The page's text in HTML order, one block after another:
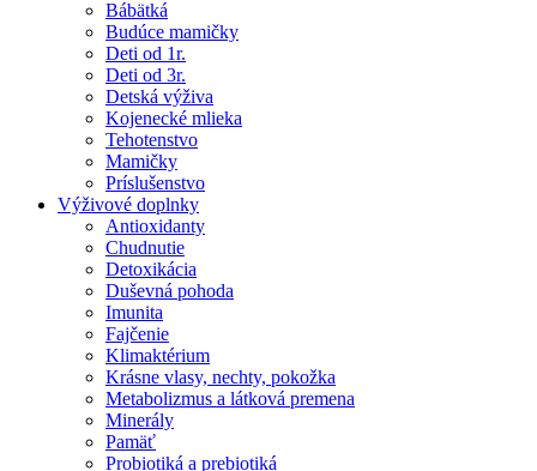
Bábätká
Budúce mamičky
Deti od 1r.
Deti od 3r.
Detská výživa
Kojenecké mlieka
Tehotenstvo
Mamičky
Príslušenstvo
Výživové doplnky
Antioxidanty
Chudnutie
Detoxikácia
Duševná pohoda
Imunita
Fajčenie
Klimaktérium
Krásne vlasy, nechty, pokožka
Metabolizmus a látková premena
Minerály
Pamäť
Probiotiká a prebiotiká